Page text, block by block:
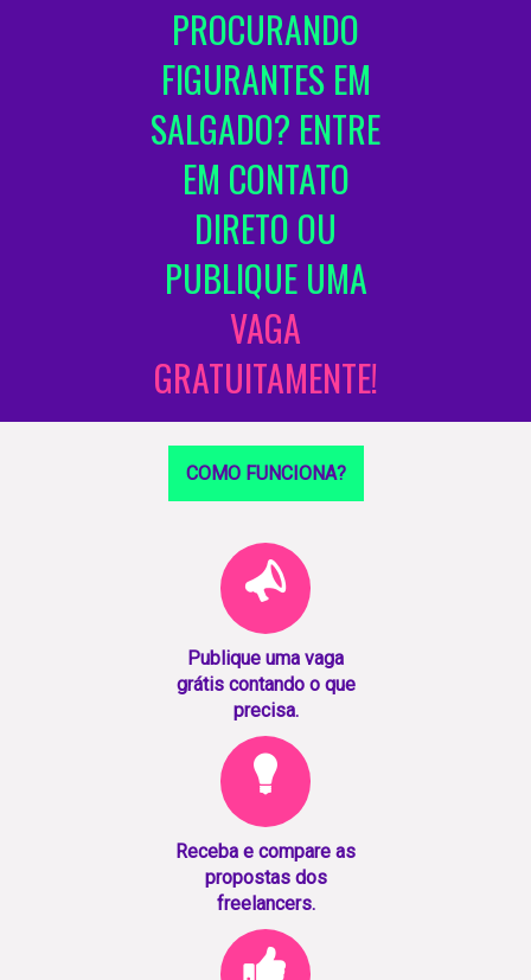
PROCURANDO
FIGURANTES EM
SALGADO? ENTRE
EM CONTATO
DIRETO OU
PUBLIQUE UMA
VAGA
GRATUITAMENTE!
COMO FUNCIONA?
Publique uma vaga
grátis contando o que
precisa.
Receba e compare as
propostas dos
freelancers.